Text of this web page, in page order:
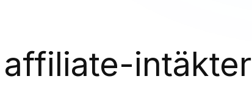
intäkter